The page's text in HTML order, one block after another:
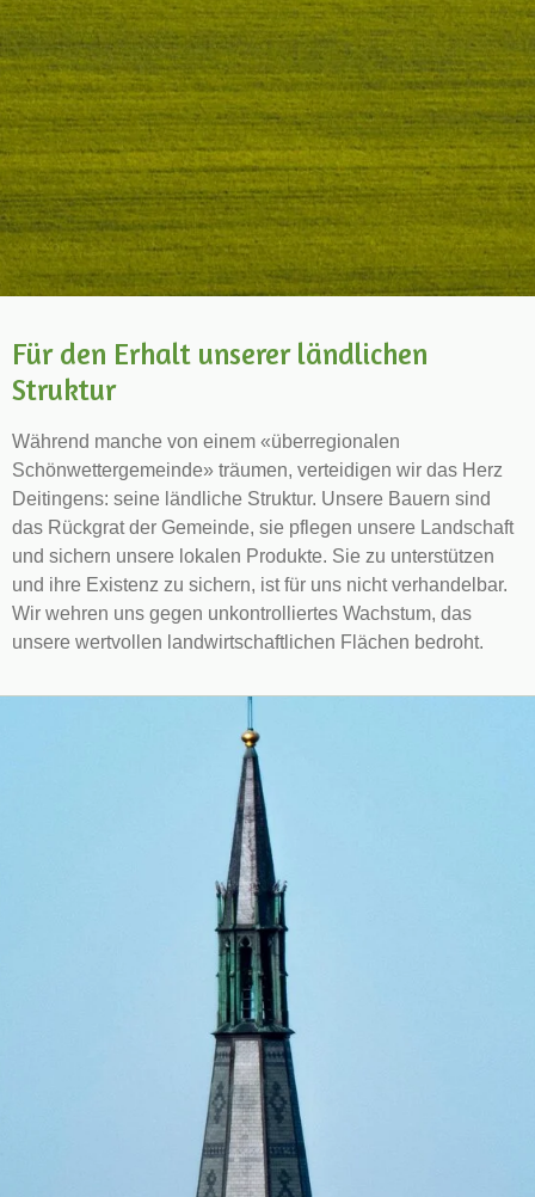
Für den Erhalt unserer ländlichen
Struktur
Während manche von einem «überregionalen
Schönwettergemeinde» träumen, verteidigen wir das Herz
Deitingens: seine ländliche Struktur. Unsere Bauern sind
das Rückgrat der Gemeinde, sie pflegen unsere Landschaft
und sichern unsere lokalen Produkte. Sie zu unterstützen
und ihre Existenz zu sichern, ist für uns nicht verhandelbar.
Wir wehren uns gegen unkontrolliertes Wachstum, das
unsere wertvollen landwirtschaftlichen Flächen bedroht.